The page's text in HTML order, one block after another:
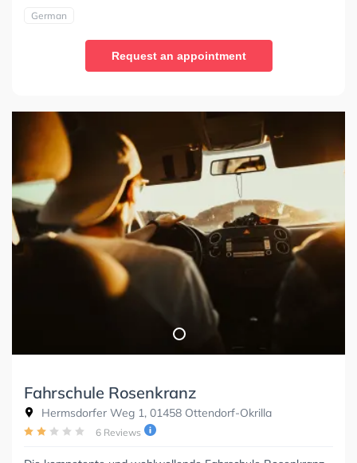
German
Request an appointment
Fahrschule Rosenkranz
Hermsdorfer Weg 1, 01458 Ottendorf-Okrilla
6 Reviews